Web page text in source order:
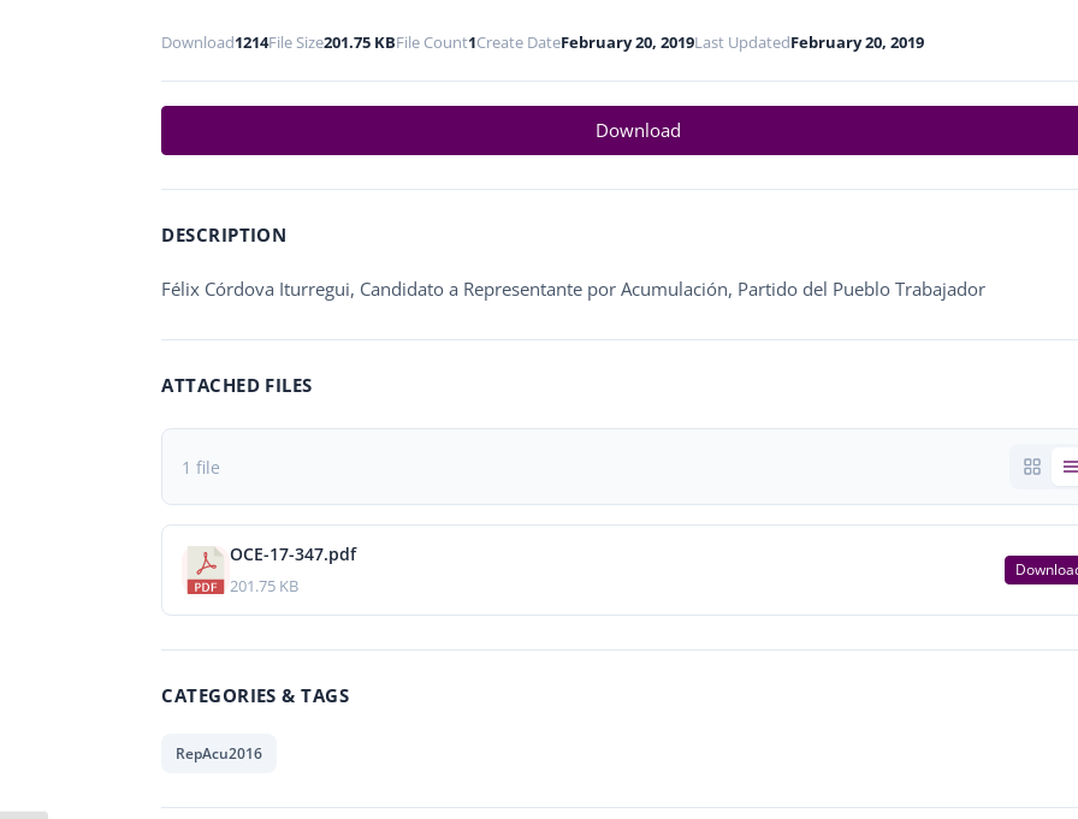
Download1214File Size201.75 KBFile Count1Create DateFebruary 20, 2019Last UpdatedFebruary 20, 2019
Download
DESCRIPTION
Félix Córdova Iturregui, Candidato a Representante por Acumulación, Partido del Pueblo Trabajador
ATTACHED FILES
1 file
OCE-17-347.pdf
201.75 KB
CATEGORIES & TAGS
RepAcu2016